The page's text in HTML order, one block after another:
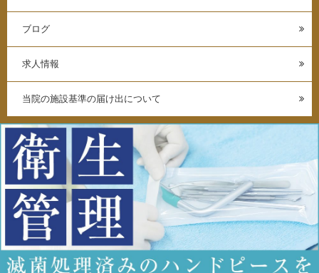
ブログ
求人情報
当院の施設基準の届け出について